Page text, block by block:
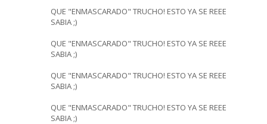
QUE "ENMASCARADO" TRUCHO! ESTO YA SE REEE
SABIA ;)
QUE "ENMASCARADO" TRUCHO! ESTO YA SE REEE
SABIA ;)
QUE "ENMASCARADO" TRUCHO! ESTO YA SE REEE
SABIA ;)
QUE "ENMASCARADO" TRUCHO! ESTO YA SE REEE
SABIA ;)